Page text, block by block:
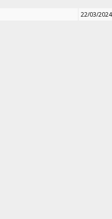
22/03/2024